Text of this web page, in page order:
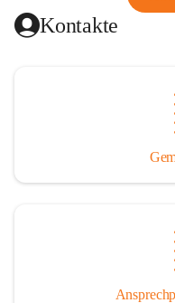
Kontakte